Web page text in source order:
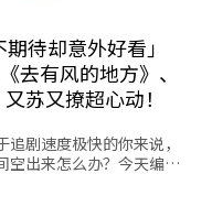
待却意外好看」
去有风的地方》、
苏又撩超心动！
剧速度极快的你来说，
空出来怎么办？今天编…